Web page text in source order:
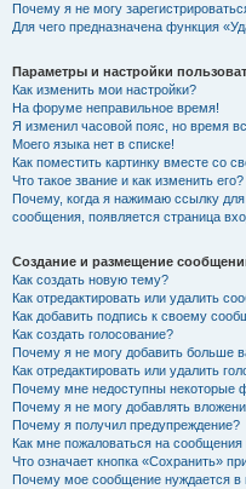
Почему я не могу
Для чего предназначена функция
Параметры и настройки
Как изменить мои настройки?
На форуме неправильное время!
Я изменил часовой пояс, но время
Моего языка нет в списке!
Как поместить картинку вместе со
Что такое звание и как изменить его?
Почему, когда я нажимаю ссылку для
сообщения, появляется страница
Создание и размещение
Как создать новую тему?
Как отредактировать или удалить
Как добавить подпись к своему
Как создать голосование?
Почему я не могу добавить больше
Как отредактировать или удалить
Почему мне недоступны некоторые
Почему я не могу добавлять
Почему я получил предупреждение?
Как мне пожаловаться на
Что означает кнопка «Сохранить»
Почему мое сообщение нуждается в